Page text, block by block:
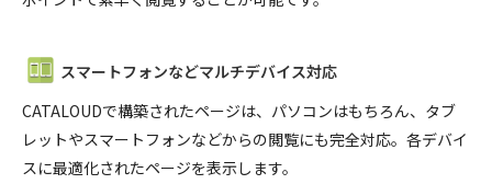
スマートフォンなどマルチデバイス対応
CATALOUDで構築されたページは、パソコンはもちろん、タブ
レットやスマートフォンなどからの閲覧にも完全対応。各デバイ
スに最適化されたページを表示します。